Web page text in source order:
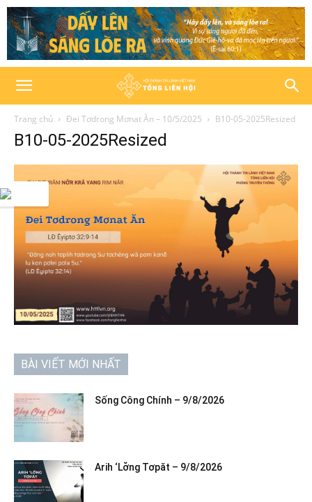
Trang chủ Đei Tơdrong Mơnat Ăn – 10/5/2025 B10-05-2025Resized
B10-05-2025Resized
BÀI VIẾT MỚI NHẤT
Sống Công Chính – 9/8/2026
Arih ‘Lơ̆ng Tơpăt – 9/8/2026